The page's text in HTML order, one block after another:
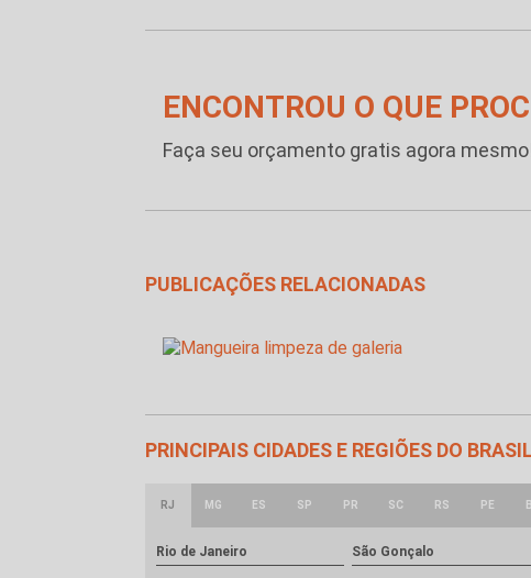
ENCONTROU O QUE
Faça seu orçamento gratis agora
PUBLICAÇÕES RELACIONADAS
PRINCIPAIS CIDADES E REGIÕES DO
RJ MG ES SP PR SC RS PE
Rio de Janeiro São Gonçalo